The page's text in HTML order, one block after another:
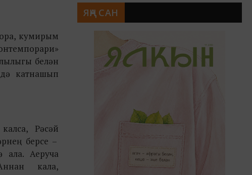
кумирым
белән
катнашып
Рәсәй
берсе –
ала. Аеруча
кала,
ЯҢА САН